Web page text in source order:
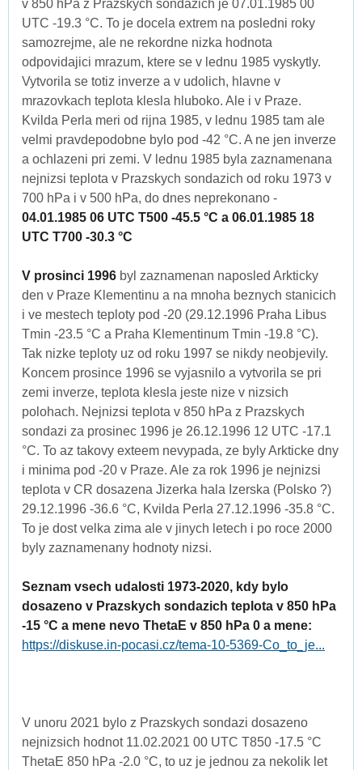
v 850 hPa z Prazskych sondazich je 07.01.1985 00
UTC -19.3 °C. To je docela extrem na posledni roky
samozrejme, ale ne rekordne nizka hodnota
odpovidajici mrazum, ktere se v lednu 1985 vyskytly.
Vytvorila se totiz inverze a v udolich, hlavne v
mrazovkach teplota klesla hluboko. Ale i v Praze.
Kvilda Perla meri od rijna 1985, v lednu 1985 tam ale
velmi pravdepodobne bylo pod -42 °C. A ne jen inverze
a ochlazeni pri zemi. V lednu 1985 byla zaznamenana
nejnizsi teplota v Prazskych sondazich od roku 1973 v
700 hPa i v 500 hPa, do dnes neprekonano -
04.01.1985 06 UTC T500 -45.5 °C a 06.01.1985 18
UTC T700 -30.3 °C
V prosinci 1996 byl zaznamenan naposled Arkticky
den v Praze Klementinu a na mnoha beznych stanicich
i ve mestech teploty pod -20 (29.12.1996 Praha Libus
Tmin -23.5 °C a Praha Klementinum Tmin -19.8 °C).
Tak nizke teploty uz od roku 1997 se nikdy neobjevily.
Koncem prosince 1996 se vyjasnilo a vytvorila se pri
zemi inverze, teplota klesla jeste nize v nizsich
polohach. Nejnizsi teplota v 850 hPa z Prazskych
sondazi za prosinec 1996 je 26.12.1996 12 UTC -17.1
°C. To az takovy exteem nevypada, ze byly Arkticke dny
i minima pod -20 v Praze. Ale za rok 1996 je nejnizsi
teplota v CR dosazena Jizerka hala Izerska (Polsko ?)
29.12.1996 -36.6 °C, Kvilda Perla 27.12.1996 -35.8 °C.
To je dost velka zima ale v jinych letech i po roce 2000
byly zaznamenany hodnoty nizsi.
Seznam vsech udalosti 1973-2020, kdy bylo
dosazeno v Prazskych sondazich teplota v 850 hPa
-15 °C a mene nevo ThetaE v 850 hPa 0 a mene:
https://diskuse.in-pocasi.cz/tema-10-5369-Co_to_je...
V unoru 2021 bylo z Prazskych sondazi dosazeno
nejnizsich hodnot 11.02.2021 00 UTC T850 -17.5 °C
ThetaE 850 hPa -2.0 °C, to uz je jednou za nekolik let